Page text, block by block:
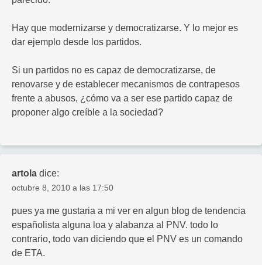
Hay que modernizarse y democratizarse. Y lo mejor es
dar ejemplo desde los partidos.
Si un partidos no es capaz de democratizarse, de
renovarse y de establecer mecanismos de contrapesos
frente a abusos, ¿cómo va a ser ese partido capaz de
proponer algo creíble a la sociedad?
artola dice:
octubre 8, 2010 a las 17:50
pues ya me gustaria a mi ver en algun blog de tendencia
españolista alguna loa y alabanza al PNV. todo lo
contrario, todo van diciendo que el PNV es un comando
de ETA.